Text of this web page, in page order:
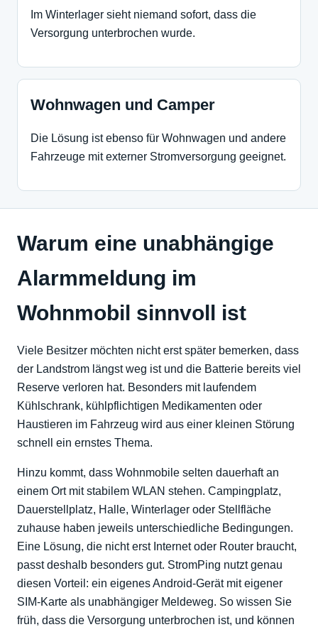
Im Winterlager sieht niemand sofort, dass die
Versorgung unterbrochen wurde.
Wohnwagen und Camper
Die Lösung ist ebenso für Wohnwagen und andere
Fahrzeuge mit externer Stromversorgung geeignet.
Warum eine unabhängige
Alarmmeldung im
Wohnmobil sinnvoll ist
Viele Besitzer möchten nicht erst später bemerken, dass
der Landstrom längst weg ist und die Batterie bereits viel
Reserve verloren hat. Besonders mit laufendem
Kühlschrank, kühlpflichtigen Medikamenten oder
Haustieren im Fahrzeug wird aus einer kleinen Störung
schnell ein ernstes Thema.
Hinzu kommt, dass Wohnmobile selten dauerhaft an
einem Ort mit stabilem WLAN stehen. Campingplatz,
Dauerstellplatz, Halle, Winterlager oder Stellfläche
zuhause haben jeweils unterschiedliche Bedingungen.
Eine Lösung, die nicht erst Internet oder Router braucht,
passt deshalb besonders gut. StromPing nutzt genau
diesen Vorteil: ein eigenes Android-Gerät mit eigener
SIM-Karte als unabhängiger Meldeweg. So wissen Sie
früh, dass die Versorgung unterbrochen ist, und können